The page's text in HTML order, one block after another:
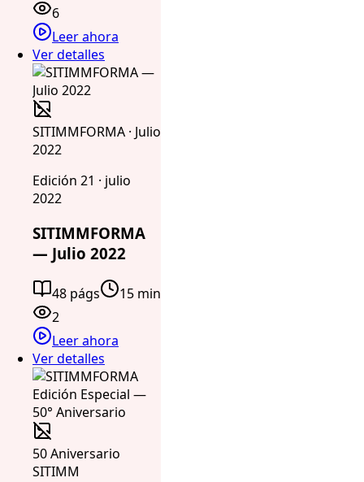
6
Leer ahora
Ver detalles
SITIMMFORMA · Julio
2022
Edición 21 · julio
2022
SITIMMFORMA
— Julio 2022
48 págs
15 min
2
Leer ahora
Ver detalles
50 Aniversario
SITIMM